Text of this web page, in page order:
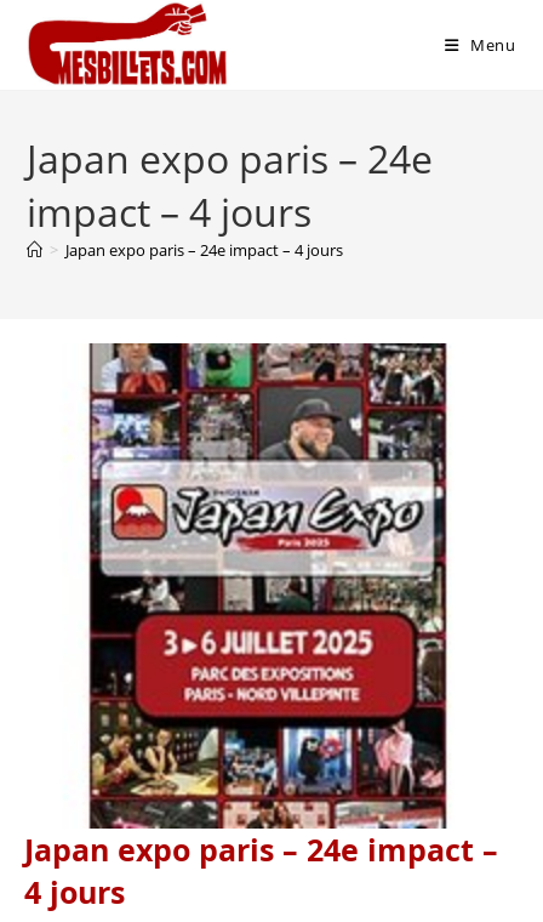
Menu
Japan expo paris – 24e
impact – 4 jours
> Japan expo paris – 24e impact – 4 jours
Japan expo paris – 24e impact –
4 jours